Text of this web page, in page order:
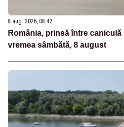
8 aug. 2026, 08:42
România, prinsă între
vremea sâmbătă, 8 august